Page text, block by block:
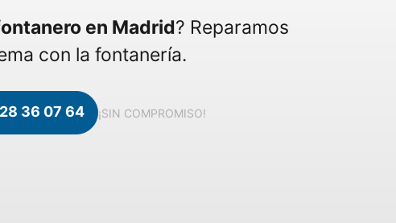
en Madrid? Reparamos
con la fontanería.
36 07 64 ¡SIN COMPROMISO!